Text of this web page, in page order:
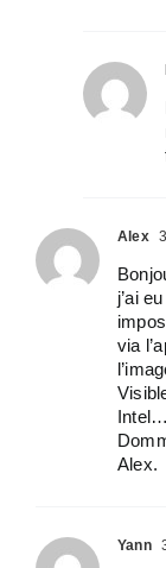
Alex
j’ai
via
Intel…
Alex.
Yann